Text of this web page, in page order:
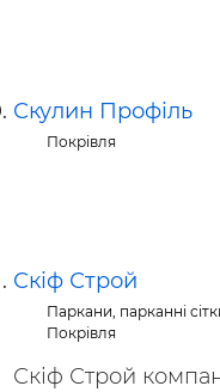
Скулин Профіль
Покрівля
Скіф Строй
Паркани, парканні
Покрівля
Скіф Строй